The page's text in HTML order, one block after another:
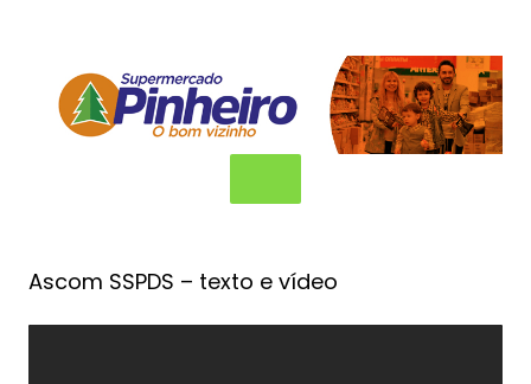
Ascom SSPDS – texto e vídeo